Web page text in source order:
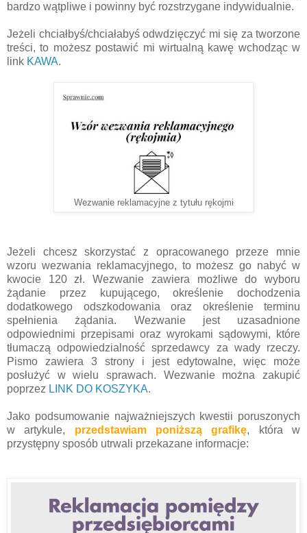
bardzo wątpliwe i powinny być rozstrzygane indywidualnie.
Jeżeli chciałbyś/chciałabyś odwdzięczyć mi się za tworzone
treści, to możesz postawić mi wirtualną kawę wchodząc w
link KAWA.
Wezwanie reklamacyjne z tytułu rękojmi
Jeżeli chcesz skorzystać z opracowanego przeze mnie
wzoru wezwania reklamacyjnego, to możesz go nabyć w
kwocie 120 zł. Wezwanie zawiera możliwe do wyboru
żądanie przez kupującego, określenie dochodzenia
dodatkowego odszkodowania oraz określenie terminu
spełnienia żądania. Wezwanie jest uzasadnione
odpowiednimi przepisami oraz wyrokami sądowymi, które
tłumaczą odpowiedzialność sprzedawcy za wady rzeczy.
Pismo zawiera 3 strony i jest edytowalne, więc może
posłużyć w wielu sprawach. Wezwanie można zakupić
poprzez LINK DO KOSZYKA.
Jako podsumowanie najważniejszych kwestii poruszonych
w artykule, przedstawiam poniższą grafikę, która w
przystępny sposób utrwali przekazane informacje: